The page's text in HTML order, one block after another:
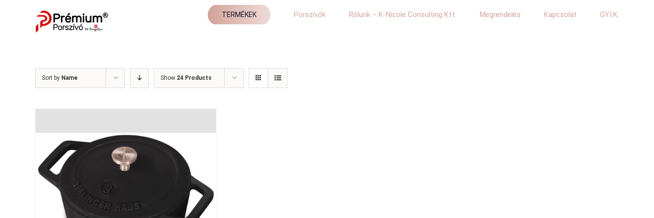
TERMÉKEK Porszívók Rólunk – K-Nicole Consulting Kft. Megrendelés Kapcsolat GY.I.K.
Sort by Name Show 24 Products